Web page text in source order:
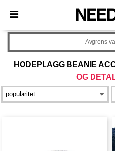
× Needen-app
Bedre priser i appen!
HODEPLAGG BEANIE
OG
Avgrens